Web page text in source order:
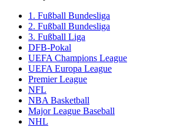
1. Fußball Bundesliga
2. Fußball Bundesliga
3. Fußball Liga
DFB-Pokal
UEFA Champions League
UEFA Europa League
Premier League
NFL
NBA Basketball
Major League Baseball
NHL